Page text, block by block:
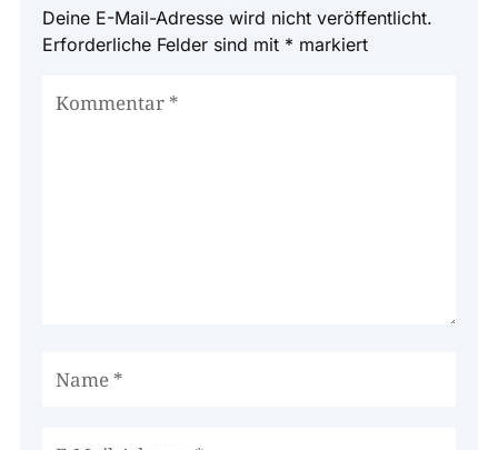
Deine E-Mail-Adresse wird nicht veröffentlicht.
Erforderliche Felder sind mit * markiert